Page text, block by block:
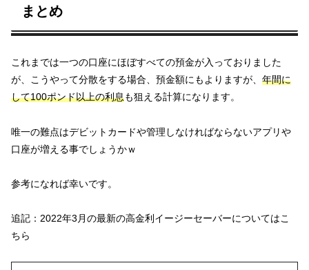
まとめ
これまでは一つの口座にほぼすべての預金が入っておりました
が、こうやって分散をする場合、預金額にもよりますが、 年間に
して100ポンド以上の利息も狙える計算になります。
唯一の難点はデビットカードや管理しなければならないアプリや
口座が増える事でしょうかｗ
参考になれば幸いです。
追記：2022年3月の最新の高金利イージーセーバーについてはこ
ちら